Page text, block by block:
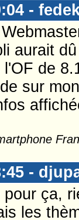
-
aurait
de
sur
-
ça,
les